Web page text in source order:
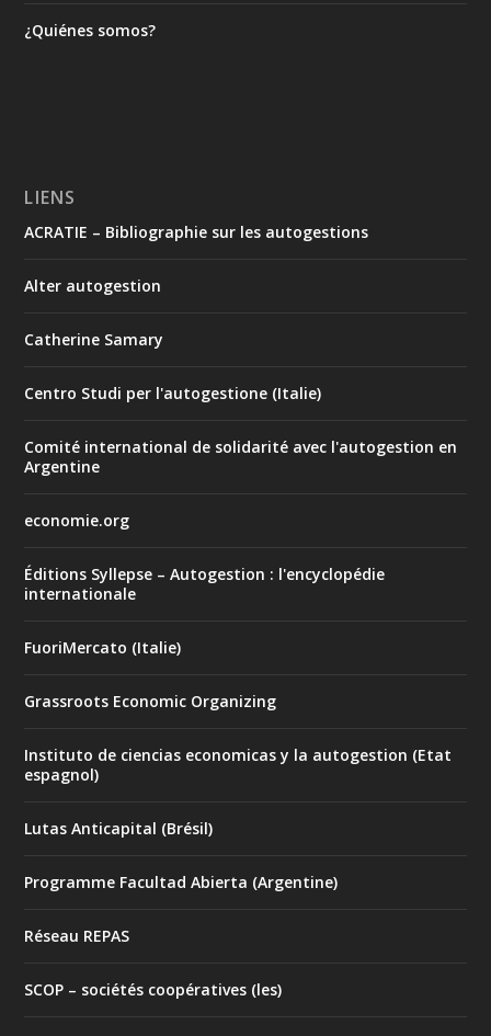
¿Quiénes somos?
LIENS
ACRATIE – Bibliographie sur les autogestions
Alter autogestion
Catherine Samary
Centro Studi per l'autogestione (Italie)
Comité international de solidarité avec l'autogestion en
Argentine
economie.org
Éditions Syllepse – Autogestion : l'encyclopédie
internationale
FuoriMercato (Italie)
Grassroots Economic Organizing
Instituto de ciencias economicas y la autogestion (Etat
espagnol)
Lutas Anticapital (Brésil)
Programme Facultad Abierta (Argentine)
Réseau REPAS
SCOP – sociétés coopératives (les)